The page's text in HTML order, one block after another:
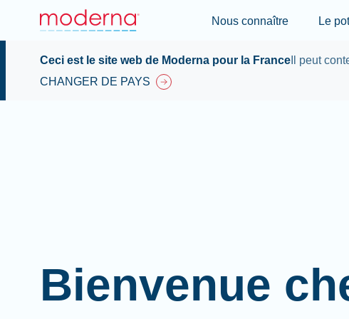
Nous connaître Le
Ceci est le site web de Moderna pour la France Il peut
CHANGER DE PAYS
Bienvenue